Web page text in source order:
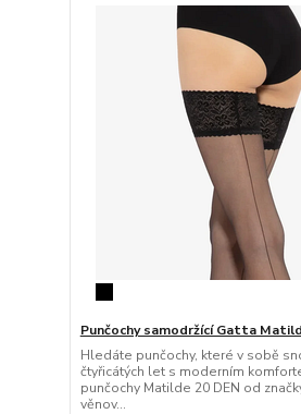
Punčochy samodržící Gatta
Hledáte punčochy, které v sobě
čtyřicátých let s moderním
punčochy Matilde 20 DEN od
věnov...